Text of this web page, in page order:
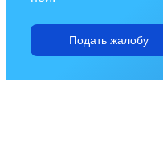
Подать жалобу